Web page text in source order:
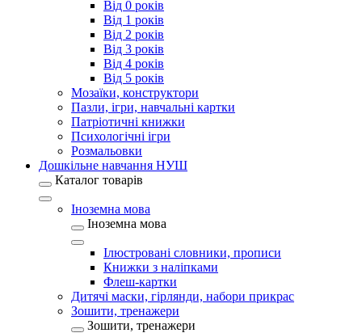
Від 0 років
Від 1 років
Від 2 років
Від 3 років
Від 4 років
Від 5 років
Мозаїки, конструктори
Пазли, ігри, навчальні картки
Патріотичні книжки
Психологічні ігри
Розмальовки
Дошкільне навчання НУШ
Каталог товарів
Іноземна мова
Іноземна мова
Ілюстровані словники, прописи
Книжки з наліпками
Флеш-картки
Дитячі маски, гірлянди, набори прикрас
Зошити, тренажери
Зошити, тренажери